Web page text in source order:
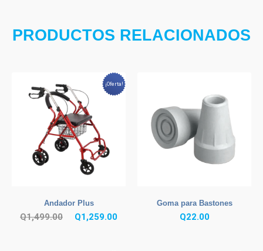
PRODUCTOS RELACIONADOS
¡Oferta!
Andador Plus
Q1,499.00 Q1,259.00El
Goma para Bastones
Q22.00